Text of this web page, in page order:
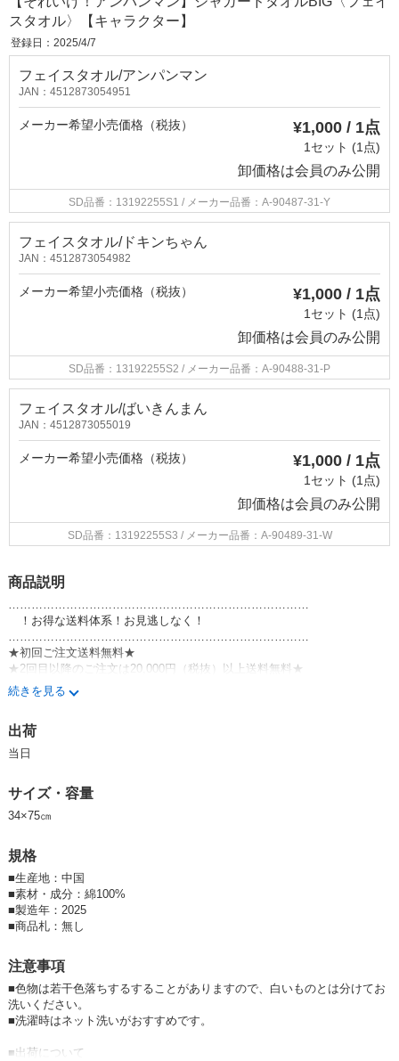
スタオル〉【キャラクター】
登録日：2025/4/7
フェイスタオル/アンパンマン
JAN：4512873054951
メーカー希望小売価格（税抜） ¥1,000 / 1点
1セット (1点)
卸価格は会員のみ公開
SD品番：13192255S1 / メーカー品番：A-90487-31-Y
フェイスタオル/ドキンちゃん
JAN：4512873054982
メーカー希望小売価格（税抜） ¥1,000 / 1点
1セット (1点)
卸価格は会員のみ公開
SD品番：13192255S2 / メーカー品番：A-90488-31-P
フェイスタオル/ばいきんまん
JAN：4512873055019
メーカー希望小売価格（税抜） ¥1,000 / 1点
1セット (1点)
卸価格は会員のみ公開
SD品番：13192255S3 / メーカー品番：A-90489-31-W
商品説明
……………………………………………………………………
！お得な送料体系！お見逃しなく！
……………………………………………………………………
★初回ご注文送料無料★
★2回目以降のご注文は20,000円（税抜）以上送料無料★
（北海道・東北・沖縄・離島のお客様を除く）
……………………………………………………………………
■ブランド/シリーズ紹介
【アンパンマン】
生かしたタオルシリーズです。
【関連商品】
■ジャガードタオルBIG〈バスタオル〉はこちら
■ジャガードタオルBIG〈ゲストタオル〉はこちら
続きを見る
出荷
当日
サイズ・容量
34×75㎝
規格
■生産地：中国
■素材・成分：綿100%
■製造年：2025
■商品札：無し
注意事項
■色物は若干色落ちするすることがありますので、白いものとは分けてお
洗いください。
■洗濯時はネット洗いがおすすめです。
■出荷について